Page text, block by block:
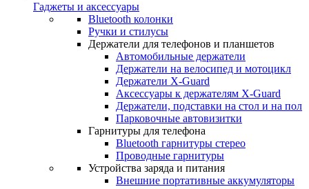
Гаджеты и аксессуары
Bluetooth колонки
Ручки и стилусы
Держатели для телефонов и планшетов
Автомобильные держатели
Держатели на велосипед и мотоцикл
Держатели X-Guard
Аксессуары к держателям X-Guard
Держатели, подставки на стол и на пол
Парковочные автовизитки
Гарнитуры для телефона
Bluetooth гарнитуры стерео
Проводные гарнитуры
Устройства заряда и питания
Внешние портативные аккумуляторы